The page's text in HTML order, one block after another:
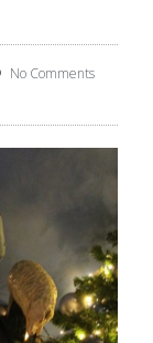
No Comments